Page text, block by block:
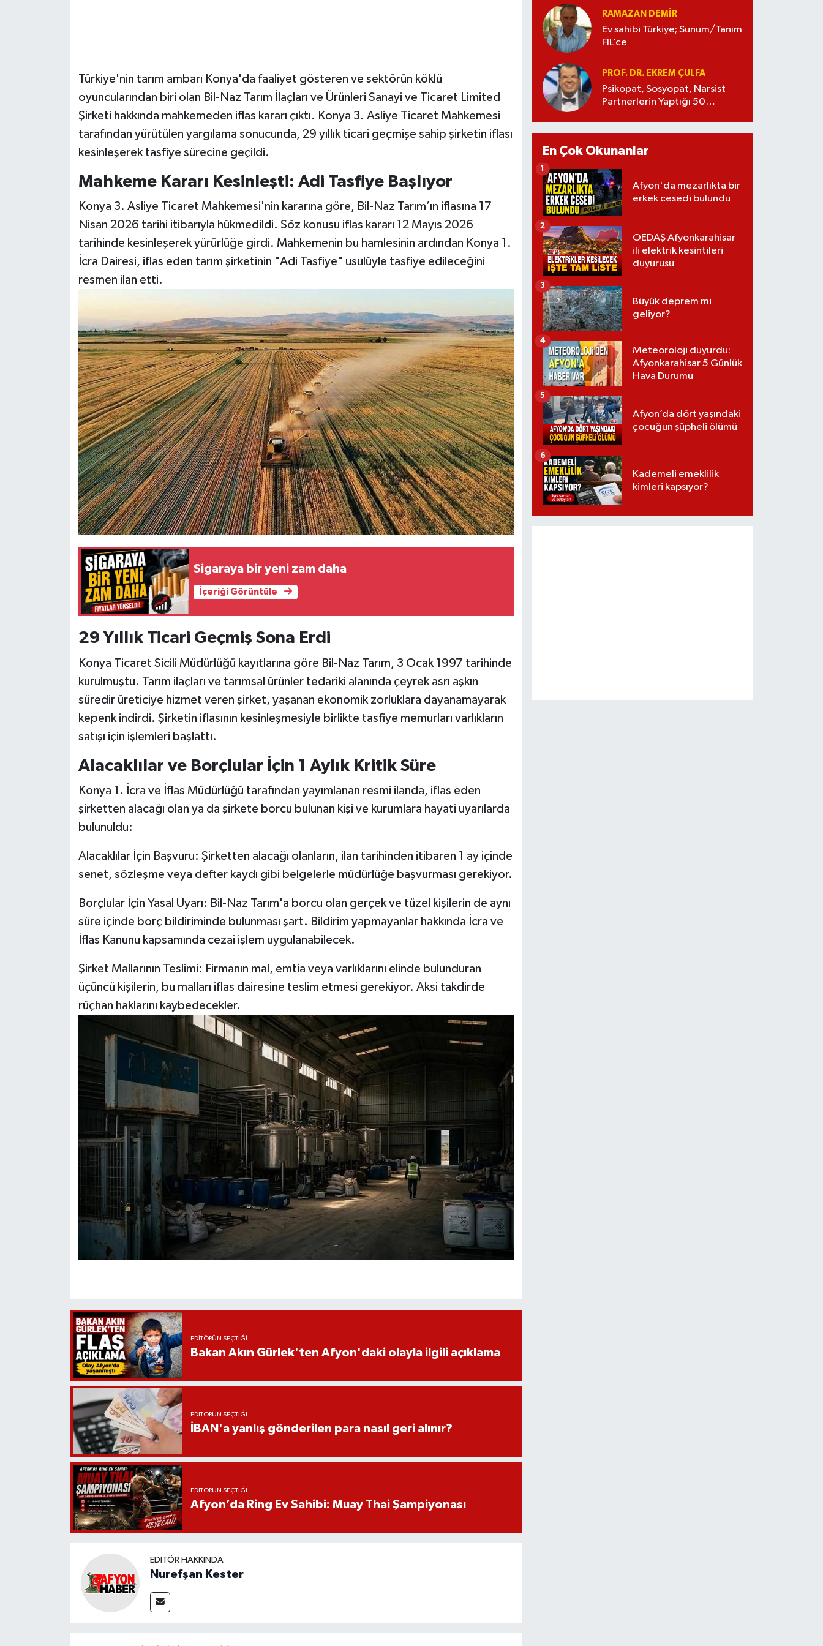
Türkiye'nin tarım ambarı Konya'da faaliyet gösteren ve sektörün köklü
oyuncularından biri olan Bil-Naz Tarım İlaçları ve Ürünleri Sanayi ve Ticaret Limited
Şirketi hakkında mahkemeden iflas kararı çıktı. Konya 3. Asliye Ticaret Mahkemesi
tarafından yürütülen yargılama sonucunda, 29 yıllık ticari geçmişe sahip şirketin iflası
kesinleşerek tasfiye sürecine geçildi.
Mahkeme Kararı Kesinleşti: Adi Tasfiye Başlıyor
Konya 3. Asliye Ticaret Mahkemesi'nin kararına göre, Bil-Naz Tarım’ın iflasına 17
Nisan 2026 tarihi itibarıyla hükmedildi. Söz konusu iflas kararı 12 Mayıs 2026
tarihinde kesinleşerek yürürlüğe girdi. Mahkemenin bu hamlesinin ardından Konya 1.
İcra Dairesi, iflas eden tarım şirketinin "Adi Tasfiye" usulüyle tasfiye edileceğini
resmen ilan etti.
Sigaraya bir yeni zam daha
İçeriği Görüntüle
29 Yıllık Ticari Geçmiş Sona Erdi
Konya Ticaret Sicili Müdürlüğü kayıtlarına göre Bil-Naz Tarım, 3 Ocak 1997 tarihinde
kurulmuştu. Tarım ilaçları ve tarımsal ürünler tedariki alanında çeyrek asrı aşkın
süredir üreticiye hizmet veren şirket, yaşanan ekonomik zorluklara dayanamayarak
kepenk indirdi. Şirketin iflasının kesinleşmesiyle birlikte tasfiye memurları varlıkların
satışı için işlemleri başlattı.
Alacaklılar ve Borçlular İçin 1 Aylık Kritik Süre
Konya 1. İcra ve İflas Müdürlüğü tarafından yayımlanan resmi ilanda, iflas eden
şirketten alacağı olan ya da şirkete borcu bulunan kişi ve kurumlara hayati uyarılarda
bulunuldu:
Alacaklılar İçin Başvuru: Şirketten alacağı olanların, ilan tarihinden itibaren 1 ay içinde
senet, sözleşme veya defter kaydı gibi belgelerle müdürlüğe başvurması gerekiyor.
Borçlular İçin Yasal Uyarı: Bil-Naz Tarım'a borcu olan gerçek ve tüzel kişilerin de aynı
süre içinde borç bildiriminde bulunması şart. Bildirim yapmayanlar hakkında İcra ve
İflas Kanunu kapsamında cezai işlem uygulanabilecek.
Şirket Mallarının Teslimi: Firmanın mal, emtia veya varlıklarını elinde bulunduran
üçüncü kişilerin, bu malları iflas dairesine teslim etmesi gerekiyor. Aksi takdirde
rüçhan haklarını kaybedecekler.
EDITÖRÜN SEÇTIĞI
Bakan Akın Gürlek'ten Afyon'daki olayla ilgili açıklama
EDITÖRÜN SEÇTIĞI
İBAN'a yanlış gönderilen para nasıl geri alınır?
EDITÖRÜN SEÇTIĞI
Afyon’da Ring Ev Sahibi: Muay Thai Şampiyonası
EDITÖR HAKKINDA
Nurefşan Kester
RAMAZAN DEMİR
Ev sahibi Türkiye; Sunum/Tanım
FİL’ce
PROF. DR. EKREM ÇULFA
Psikopat, Sosyopat, Narsist
Partnerlerin Yaptığı 50
En Çok Okunanlar
Afyon'da mezarlıkta bir
erkek cesedi bulundu
1
OEDAŞ Afyonkarahisar
ili elektrik kesintileri
duyurusu
2
Büyük deprem mi
geliyor?
3
Meteoroloji duyurdu:
Afyonkarahisar 5 Günlük
Hava Durumu
4
Afyon’da dört yaşındaki
çocuğun şüpheli ölümü
5
Kademeli emeklilik
kimleri kapsıyor?
6